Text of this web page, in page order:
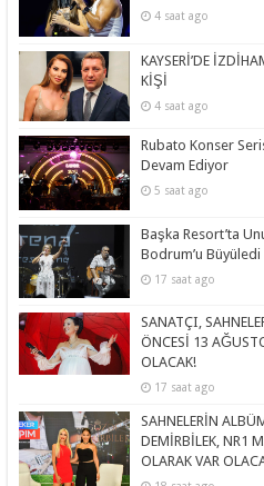
4 saat ago
KAYSERİ’DE
KİŞİ
4 saat ago
Rubato Konser
Devam Ediyor
5 saat ago
Başka Resort’ta
Bodrum’u Büyüledi
17 saat ago
SANATÇI,
ÖNCESİ 13
OLACAK!
17 saat ago
SAHNELERİN
DEMİRBİLEK, NR1
OLARAK VAR